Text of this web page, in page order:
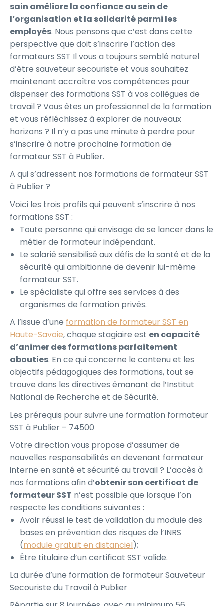
sain améliore la confiance au sein de
l’organisation et la solidarité parmi les
employés. Nous pensons que c’est dans cette
perspective que doit s’inscrire l’action des
formateurs SST Il vous a toujours semblé naturel
d’être sauveteur secouriste et vous souhaitez
maintenant accroître vos compétences pour
dispenser des formations SST à vos collègues de
travail ? Vous êtes un professionnel de la formation
et vous réfléchissez à explorer de nouveaux
horizons ? Il n’y a pas une minute à perdre pour
s’inscrire à notre prochaine formation de
formateur SST à Publier.
A qui s’adressent nos formations de formateur SST
à Publier ?
Voici les trois profils qui peuvent s’inscrire à nos
formations SST :
Toute personne qui envisage de se lancer dans le
métier de formateur indépendant.
Le salarié sensibilisé aux défis de la santé et de la
sécurité qui ambitionne de devenir lui-même
formateur SST.
Le spécialiste qui offre ses services à des
organismes de formation privés.
A l’issue d’une formation de formateur SST en
Haute-Savoie, chaque stagiaire est en capacité
d’animer des formations parfaitement
abouties. En ce qui concerne le contenu et les
objectifs pédagogiques des formations, tout se
trouve dans les directives émanant de l’Institut
National de Recherche et de Sécurité.
Les prérequis pour suivre une formation formateur
SST à Publier – 74500
Votre direction vous propose d’assumer de
nouvelles responsabilités en devenant formateur
interne en santé et sécurité au travail ? L’accès à
nos formations afin d’obtenir son certificat de
formateur SST n’est possible que lorsque l’on
respecte les conditions suivantes :
Avoir réussi le test de validation du module des
bases en prévention des risques de l’INRS
(module gratuit en distanciel);
Être titulaire d’un certificat SST valide.
La durée d’une formation de formateur Sauveteur
Secouriste du Travail à Publier